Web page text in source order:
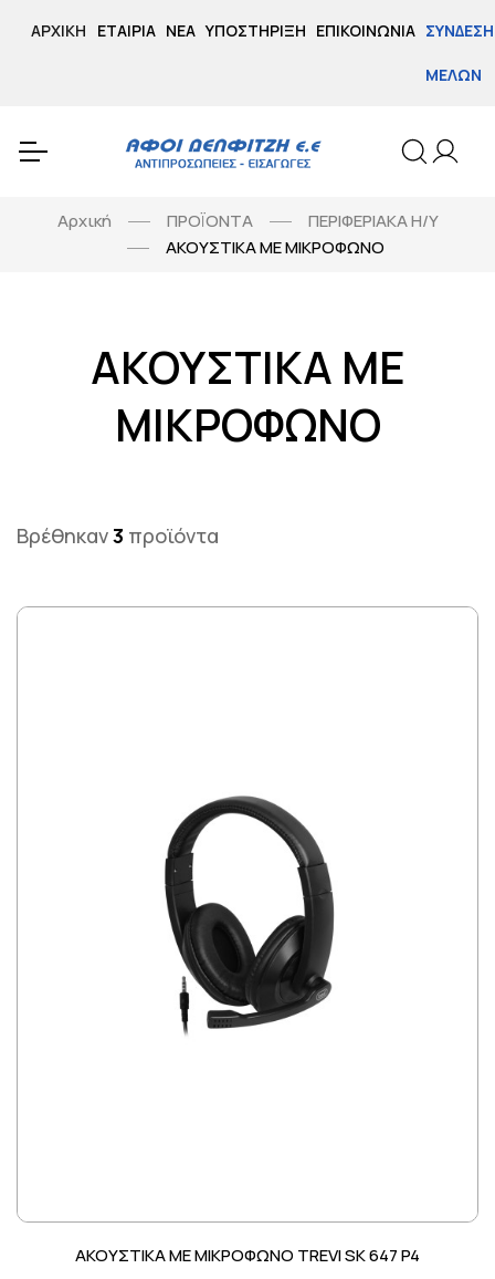
ΑΡΧΙΚΉ ΕΤΑΙΡΊΑ ΝΈΑ ΥΠΟΣΤΉΡΙΞΗ ΕΠΙΚΟΙΝΩΝΊΑ ΣΎΝΔΕΣΗ
ΜΕΛΏΝ
Αρχική ΠΡΟΪΟΝΤΑ
ΠΕΡΙΦΕΡΙΑΚΑ Η/Υ
ΑΚΟΥΣΤΙΚΑ ΜΕ ΜΙΚΡΟΦΩΝΟ
ΑΚΟΥΣΤΙΚΑ ΜΕ
ΜΙΚΡΟΦΩΝΟ
Βρέθηκαν3 προϊόντα
ΑΚΟΥΣΤΙΚΑ ΜΕ ΜΙΚΡΟΦΩΝΟ TREVI SK 647 P4